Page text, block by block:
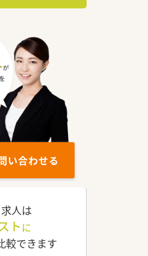
い合わせる
人は
ト に
較できます